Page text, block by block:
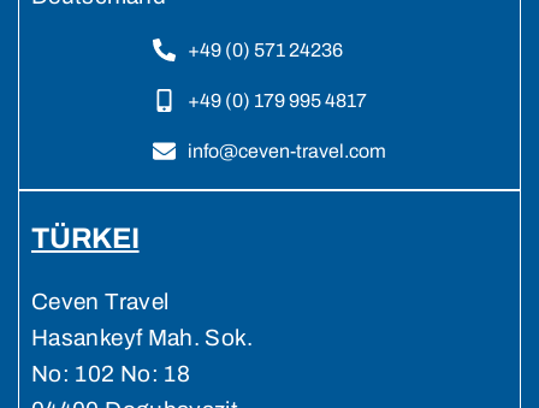
+49 (0) 571 24236
+49 (0) 179 995 4817
info@ceven-travel.com
TÜRKEI
Ceven Travel
Hasankeyf Mah. Sok.
No: 102 No: 18